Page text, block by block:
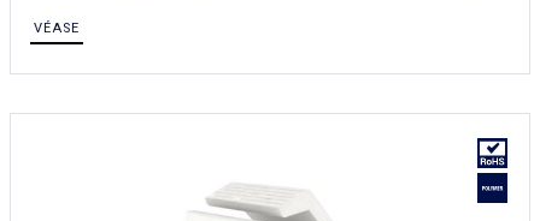
Patas flexibles para una extracción sencilla.
VÉASE